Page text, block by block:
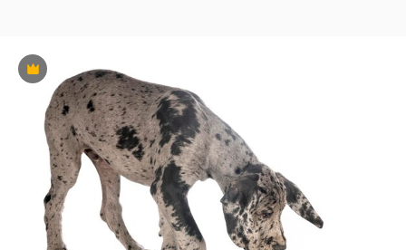
Premium